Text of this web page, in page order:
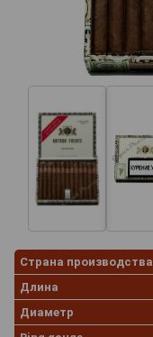
Страна производства
Длина
Диаметр